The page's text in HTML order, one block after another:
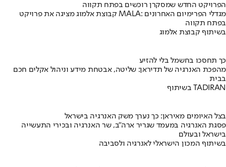
הפרויקט החדש שמסקרן רוכשים בפתח תקווה
קבוצת אלמוג מציגה את פרויקט MALA: מגדלי הפרימיום האחרונים
בפתח תקווה
בשיתוף קבוצת אלמוג
כך תחסכו בחשמל בלי להזיע
מהפכת האנרגיה של תדיראן: שליטה, אבטחת מידע וניהול אקלים חכם
בבית
בשיתוף TADIRAN
בצל האיומים מאיראן: כך נערך משק האנרגיה בישראל
פסגת האנרגיה במעמד שגריר ארה"ב, שר האנרגיה ובכירי התעשייה
בישראל ובעולם
בשיתוף המכון הישראלי לאנרגיה ולסביבה